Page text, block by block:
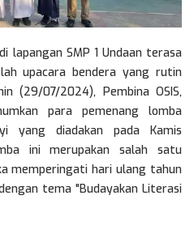
lapangan SMP 1 Undaan terasa
upacara bendera yang rutin
(29/07/2024), Pembina OSIS,
para pemenang lomba
yang diadakan pada Kamis
ini merupakan salah satu
memperingati hari ulang tahun
tema "Budayakan Literasi